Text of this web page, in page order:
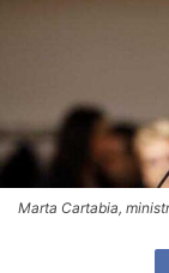
Marta Cartabia,